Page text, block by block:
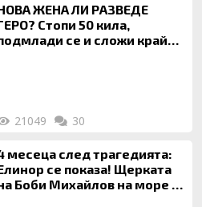
ЖЕНА ЛИ РАЗВЕДЕ
Стопи 50 кила,
се и сложи край
21049 30
месеца след трагедията:
се показа! Щерката
Боби Михайлов на море с